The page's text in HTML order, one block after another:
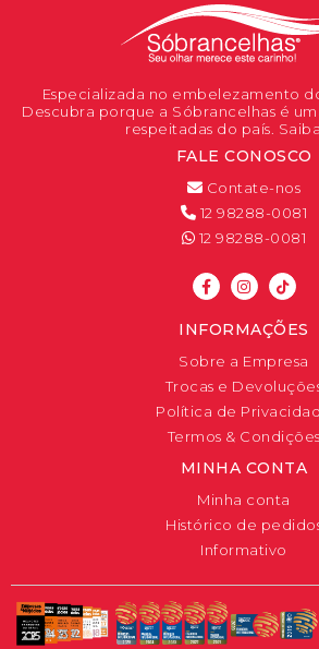
Especializada no embelezamento
Descubra porque a Sóbrancelhas é
respeitadas do país. Saiba
FALE CONOSCO
Contate-nos
12 98288-0081
12 98288-0081
INFORMAÇÕES
Sobre a Empresa
Trocas e
Política de
Termos & Condições
MINHA CONTA
Minha conta
Histórico de
Informativo